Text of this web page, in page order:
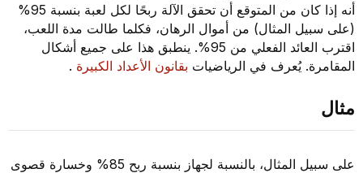
أنه إذا كان من المتوقع أن تحقق الآلة ربحًا لكل لعبة بنسبة 95%
(على سبيل المثال) من أموال الرهان، فكلما طالت مدة اللعب،
اقترب العائد الفعلي من 95%. ينطبق هذا على جميع أشكال
المقامرة. يُعرف في الرياضياتبقانون الأعداد الكبيرة .
مثال
على سبيل المثال، بالنسبة لجهاز بنسبة ربح 85% وخسارة قصوى